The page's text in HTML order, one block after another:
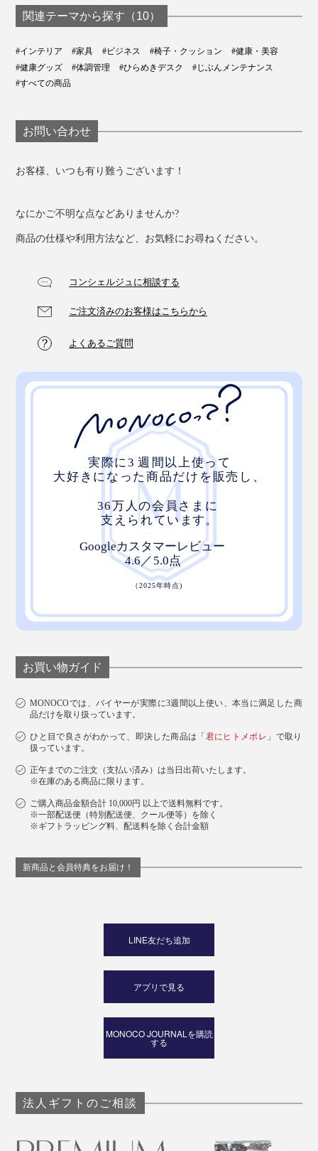
ダによくないとされており、立ち上がるタイミングに気
づけることは、理にかなっています。
おしりの痛みが強い場合は、「体圧分散マットby
SORBO」を使うのもおすすめ。「人工筋肉」と呼ばれ
もうひとつ気にしたいのがデスクの高さ。
『アーユル・チェアー』は、座面を膝よりも高くして座
るため、通常の椅子よりも座高が高くなり、デスクが低
いと感じます。
デスク自体の高さを変えるのがベストですが、それが叶
わない場合は、パソコンスタンドや卓上のパソコンラッ
クを使うのがおすすめです。
不足の在宅ワーカーである私にとって、ありがたすぎま
関連テーマから探す（10）
#インテリア #家具 #ビジネス #椅子・クッション
#健康・美容
#健康グッズ
#体調管理 #ひらめきデスク
#じぶんメンテナンス
#すべての商品
お問い合わせ
お客様、いつも有り難うございます！
なにかご不明な点などありませんか?
商品の仕様や利用方法など、お気軽にお尋ねください。
コンシェルジュに相談する
ご注文済みのお客様はこちらから
よくあるご質問
お買い物ガイド
MONOCOでは、バイヤーが実際に3週間以上使い、本当に満足した商
品だけを取り扱っています。
ひと目で良さがわかって、即決した商品は「 君にヒトメボレ 」で取り
扱っています。
正午までのご注文（支払い済み）は当日出荷いたします。
※在庫のある商品に限ります。
ご購入商品金額合計 10,000円 以上で送料無料です。
※一部配送便（特別配送便、クール便等）を除く
※ギフトラッピング料、配送料を除く合計金額
新商品と会員特典をお届け！
LINE友だち追加
アプリで見る
MONOCO JOURNALを購読
する
法人ギフトのご相談